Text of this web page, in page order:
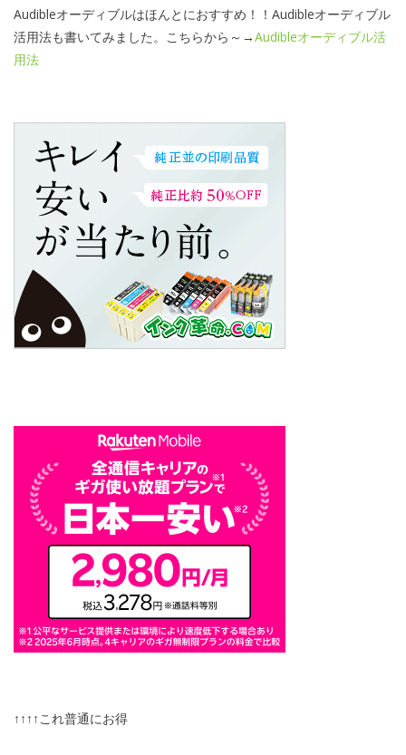
Audibleオーディブルはほんとにおすすめ！！Audibleオーディブル
活用法も書いてみました。こちらから～→Audibleオーディブル活
用法
↑↑↑↑これ普通にお得